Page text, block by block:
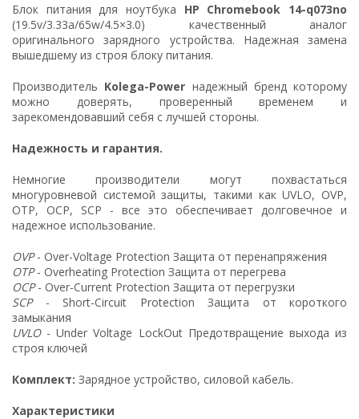
Блок питания для ноутбука HP Chromebook 14-q073no
(19.5v/3.33a/65w/4.5×3.0) качественный аналог
оригинального зарядного устройства. Надежная замена
вышедшему из строя блоку питания.
Производитель Kolega-Power надежный бренд которому
можно доверять, проверенный временем и
зарекомендовавший себя с лучшей стороны.
Надежность и гарантия.
Немногие производители могут похвастаться
многуровневой системой защиты, такими как UVLO, OVP,
OTP, OCP, SCP - все это обеспечивает долговечное и
надежное использование.
OVP- Over-Voltage Protection Защита от перенапряжения
OTP- Overheating Protection Защита от перегрева
OCP- Over-Current Protection Защита от перегрузки
SCP- Short-Circuit Protection Защита от короткого
замыкания
UVLO- Under Voltage LockOut Предотвращение выхода из
строя ключей
Комплект: Зарядное устройство, силовой кабель.
Характеристики